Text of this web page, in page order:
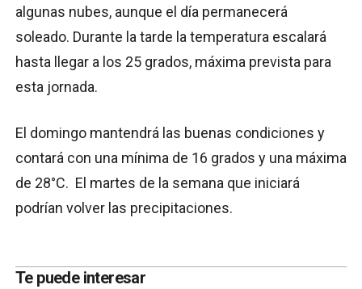
algunas nubes, aunque el día permanecerá
soleado. Durante la tarde la temperatura escalará
hasta llegar a los 25 grados, máxima prevista para
esta jornada.
El domingo mantendrá las buenas condiciones y
contará con una mínima de 16 grados y una máxima
de 28°C. El martes de la semana que iniciará
podrían volver las precipitaciones.
Te puede interesar